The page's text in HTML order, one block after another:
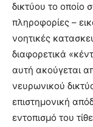
δικτύου το οποίο
πληροφορίες –
νοητικές
διαφορετικά
αυτή ακούγεται
νευρωνικού
επιστημονική
εντοπισμό του